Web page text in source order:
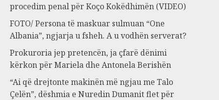
procedim penal për Koço Kokëdhimën (VIDEO)
FOTO/ Persona të maskuar sulmuan “One
Albania”, ngjarja u fsheh. A u vodhën serverat?
Prokuroria jep pretencën, ja çfarë dënimi
kërkon për Mariela dhe Antonela Berishën
“Ai që drejtonte makinën më ngjau me Talo
Çelën”, dëshmia e Nuredin Dumanit flet për